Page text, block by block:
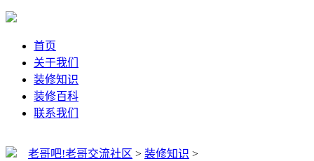
首页
关于我们
装修知识
装修百科
联系我们
老哥吧!老哥交流社区 > 装修知识 >